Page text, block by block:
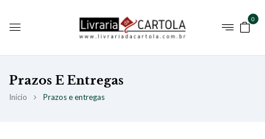
0
Prazos E Entregas
Início Prazos e entregas